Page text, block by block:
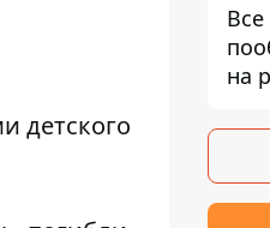
детского
на